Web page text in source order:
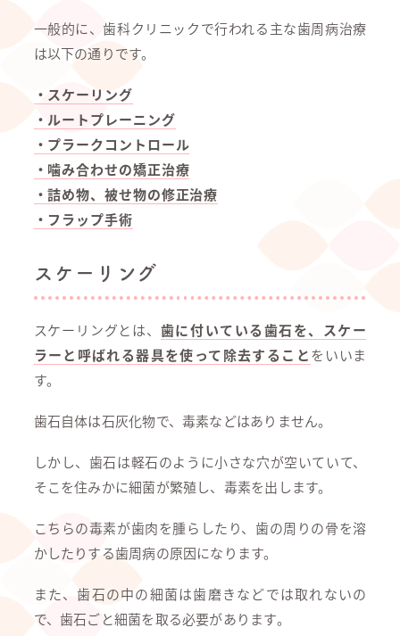
一般的に、歯科クリニックで行われる主な歯周病治療
は以下の通りです。
・スケーリング
・ルートプレーニング
・プラークコントロール
・噛み合わせの矯正治療
・詰め物、被せ物の修正治療
・フラップ手術
スケーリング
スケーリングとは、 歯に付いている歯石を、スケー
ラーと呼ばれる器具を使って除去することをいいま
す。
歯石自体は石灰化物で、毒素などはありません。
しかし、歯石は軽石のように小さな穴が空いていて、
そこを住みかに細菌が繁殖し、毒素を出します。
こちらの毒素が歯肉を腫らしたり、歯の周りの骨を溶
かしたりする歯周病の原因になります。
また、歯石の中の細菌は歯磨きなどでは取れないの
で、歯石ごと細菌を取る必要があります。